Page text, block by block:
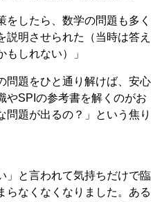
したら、数学の問題も多く
説明させられた（当時は答え
もしれない）」
問題をひと通り解けば、安心
やSPIの参考書を解くのがお
問題が出るの？」という焦り
」と言われて気持ちだけで臨
らなくなくなりました。ある